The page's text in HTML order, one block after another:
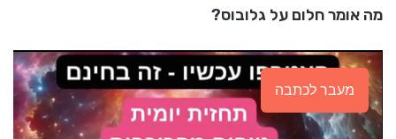
מה אומר חלום על גלובוס?
מעבר לכתבה